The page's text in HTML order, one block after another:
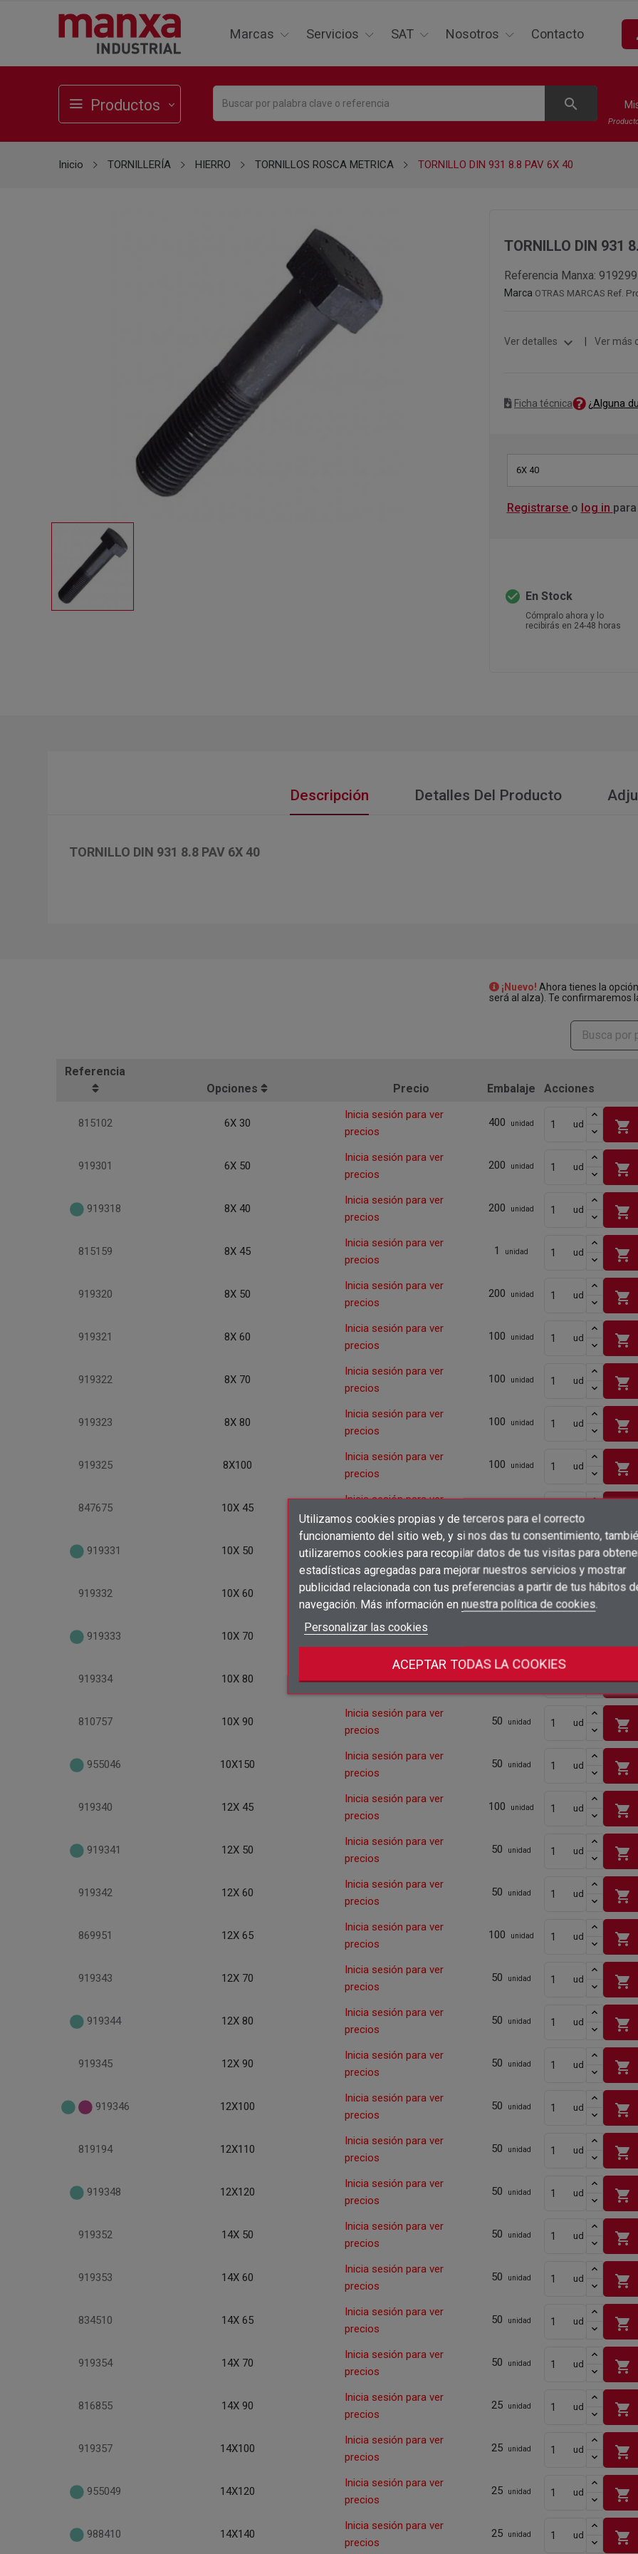
Añadir a la lista de deseos×
add_circle_outline
Crear lista de deseos ×
Nombre de la lista de deseos
Crear lista de deseos
Iniciar sesión ×
Debe iniciar sesión para guardar productos en su lista de deseos.
Marcas Servicios SAT Nosotros Contacto
Productos search
Utilizamos cookies propias y de terceros para el correcto
funcionamiento del sitio web, y si nos das tu consentimiento,
utilizaremos cookies para recopilar datos de tus visitas para
estadísticas agregadas para mejorar nuestros servicios y mostrar
publicidad relacionada con tus preferencias a partir de tus hábitos
navegación. Más información en nuestra política de cookies.
Personalizar las cookies
ACEPTAR TODAS LA COOKIES
Inicio TORNILLERÍA HIERRO TORNILLOS ROSCA METRICA TORNILLO DIN 931 8.8 PAV 6X 40
TORNILLO DIN 931
Referencia Manxa: 919299
Marca OTRAS MARCAS Ref.
Ver detalles expand_more Ver más
Ficha técnica ¿Alguna
6X 40
Registrarse o log in
check_circle En Stock
Cómpralo ahora y lo
recibirás en 24-48 horas
Descripción Detalles Del Producto
TORNILLO DIN 931 8.8 PAV 6X 40
¡Nuevo! Ahora tienes la
será al alza). Te confirmaremos
Referencia
Opciones
Precio Embalaje Acciones
815102 6X 30
Inicia sesión para ver
precios
400 unidad ud shopping_cart
919301 6X 50
Inicia sesión para ver
precios
200 unidad ud shopping_cart
919318 8X 40
Inicia sesión para ver
precios
200 unidad ud shopping_cart
815159 8X 45
Inicia sesión para ver
precios
1 unidad ud shopping_cart
919320 8X 50
Inicia sesión para ver
precios
200 unidad ud shopping_cart
919321 8X 60
Inicia sesión para ver
precios
100 unidad ud shopping_cart
919322 8X 70
Inicia sesión para ver
precios
100 unidad ud shopping_cart
919323 8X 80
Inicia sesión para ver
precios
100 unidad ud shopping_cart
919325 8X100
Inicia sesión para ver
precios
100 unidad ud shopping_cart
847675 10X 45
Inicia sesión para ver
precios
919331 10X 50
Inicia sesión para ver
precios
100 unidad ud shopping_cart
919332 10X 60
Inicia sesión para ver
precios
100 unidad ud shopping_cart
919333 10X 70
Inicia sesión para ver
precios
919334 10X 80
Inicia sesión para ver
50 unidad ud shopping_cart
810757 10X 90
Inicia sesión para ver
precios
50 unidad ud shopping_cart
955046 10X150
Inicia sesión para ver
precios
50 unidad ud shopping_cart
919340 12X 45
Inicia sesión para ver
precios
100 unidad ud shopping_cart
919341 12X 50
Inicia sesión para ver
precios
50 unidad ud shopping_cart
919342 12X 60
Inicia sesión para ver
precios
50 unidad ud shopping_cart
869951 12X 65
Inicia sesión para ver
precios
100 unidad ud shopping_cart
919343 12X 70
Inicia sesión para ver
precios
50 unidad ud shopping_cart
919344 12X 80
Inicia sesión para ver
precios
50 unidad ud shopping_cart
919345 12X 90
Inicia sesión para ver
precios
50 unidad ud shopping_cart
919346 12X100
Inicia sesión para ver
precios
50 unidad ud shopping_cart
819194 12X110
Inicia sesión para ver
precios
50 unidad ud shopping_cart
919348 12X120
Inicia sesión para ver
precios
50 unidad ud shopping_cart
919352 14X 50
Inicia sesión para ver
precios
50 unidad ud shopping_cart
919353 14X 60
Inicia sesión para ver
precios
50 unidad ud shopping_cart
834510 14X 65
Inicia sesión para ver
precios
50 unidad ud shopping_cart
919354 14X 70
Inicia sesión para ver
precios
50 unidad ud shopping_cart
816855 14X 90
Inicia sesión para ver
precios
25 unidad ud shopping_cart
919357 14X100
Inicia sesión para ver
precios
25 unidad ud shopping_cart
955049 14X120
Inicia sesión para ver
precios
25 unidad ud shopping_cart
988410 14X140
Inicia sesión para ver
precios
25 unidad ud shopping_cart